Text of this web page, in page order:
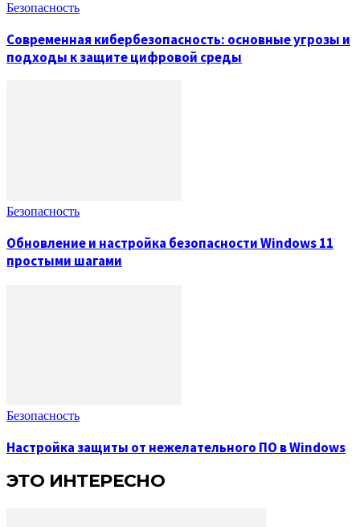
Безопасность
Современная кибербезопасность: основные угрозы и
подходы к защите цифровой среды
Безопасность
Обновление и настройка безопасности Windows 11
простыми шагами
Безопасность
Настройка защиты от нежелательного ПО в Windows
ЭТО ИНТЕРЕСНО